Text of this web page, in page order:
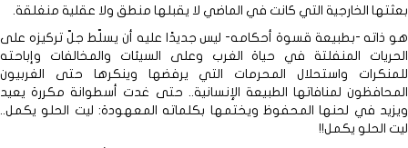
بعثتها الخارجية التي كانت في الماضي لا يقبلها منطق ولا عقلية منغلقة.
هو ذاته -بطبيعة قسوة أحكامه- ليس جديدًا عليه أن يسلّط جلّ تركيزه على
الحريات المنفلتة في حياة الغرب وعلى السيئات والمخالفات وإباحته
للمنكرات واستحلال المحرمات التي يرفضها وينكرها حتى الغربيون
المحافظون لمنافاتها الطبيعة الإنسانية.. حتى غدت أسطوانة مكررة يعيد
ويزيد في لحنها المحفوظ ويختمها بكلماته المعهودة: ليت الحلو يكمل..
ليت الحلو يكمل!!